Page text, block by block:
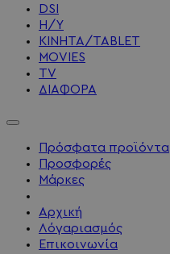
DSI
Η/Υ
ΚΙΝΗΤΑ/TABLET
MOVIES
TV
ΔΙΑΦΟΡΑ
Πρόσφατα προϊόντα
Προσφορές
Μάρκες
Αρχική
Λόγαριασμός
Επικοινωνία